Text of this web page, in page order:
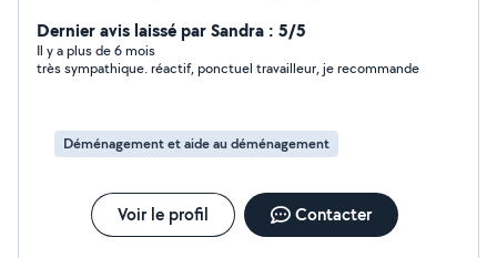
déménagement
Dernier avis laissé par Sandra : 5/5
Il y a plus de 6 mois
très sympathique. réactif, ponctuel travailleur, je recommande
Déménagement et aide au déménagement
Voir le profil Contacter